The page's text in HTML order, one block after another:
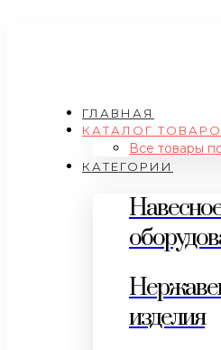
ГЛАВНАЯ
КАТАЛОГ
Все товары
КАТЕГОРИИ
изделия